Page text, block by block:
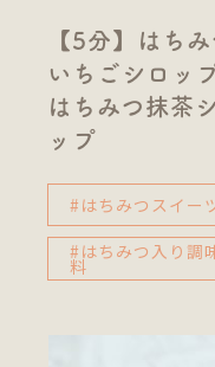
【5分】はちみ
いちごシロッ
はちみつ抹茶
ップ
#はちみつスイー
#はちみつ入り調
料